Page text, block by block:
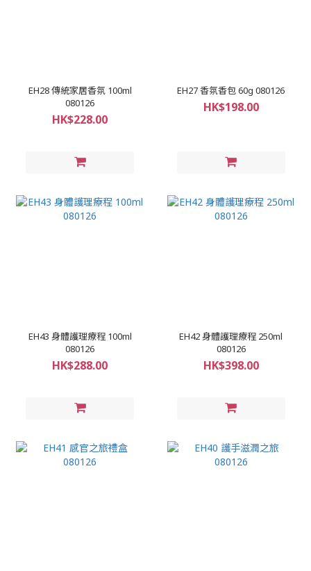
EH28 傳統家居香氛 100ml
080126
HK$228.00
EH27 香氛香包 60g 080126
HK$198.00
EH43 身體護理療程 100ml
080126
HK$288.00
EH42 身體護理療程 250ml
080126
HK$398.00